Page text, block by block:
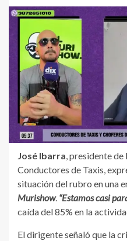
José Ibarra, presidente
Conductores de Taxis,
situación del rubro en una
Murishow. “Estamos casi
caída del 85% en la
El dirigente señaló que la